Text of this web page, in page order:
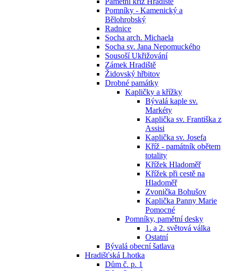
Pomníky - Kamenický a
Bělohrobský
Radnice
Socha arch. Michaela
Socha sv. Jana Nepomuckého
Sousoší Ukřižování
Zámek Hradiště
Židovský hřbitov
Drobné památky
Kapličky a křížky
Bývalá kaple sv.
Markéty
Kaplička sv. Františka z
Assisi
Kaplička sv. Josefa
Kříž - památník obětem
totality
Křížek Hladoměř
Křížek při cestě na
Hladoměř
Zvonička Bohušov
Kaplička Panny Marie
Pomocné
Pomníky, pamětní desky
1. a 2. světová válka
Ostatní
Bývalá obecní šatlava
Hradišťská Lhotka
Dům č. p. 1